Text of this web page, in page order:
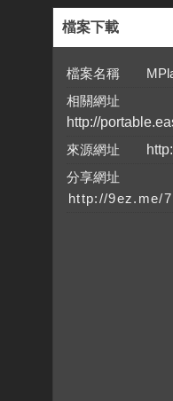
檔案下載
檔案名稱
相關網址
http://
來源網址
分享網址